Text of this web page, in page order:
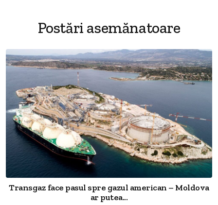
Postări asemănatoare
Transgaz face pasul spre gazul american – Moldova
ar putea...